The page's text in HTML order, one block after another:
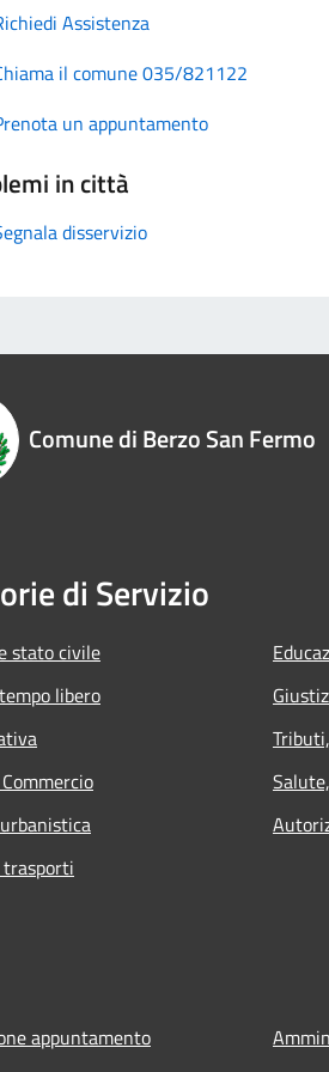
Assistenza
il comune 035/821122
un appuntamento
in città
disservizio
Comune di Berzo San Fermo
di Servizio
stato civile
libero
appuntamento